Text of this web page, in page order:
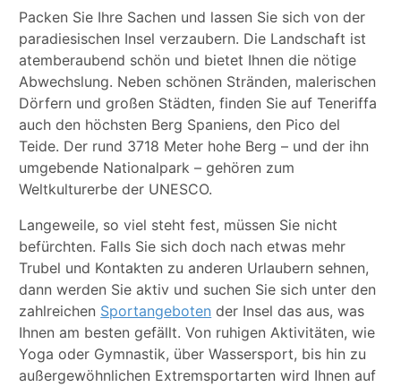
Packen Sie Ihre Sachen und lassen Sie sich von der
paradiesischen Insel verzaubern. Die Landschaft ist
atemberaubend schön und bietet Ihnen die nötige
Abwechslung. Neben schönen Stränden, malerischen
Dörfern und großen Städten, finden Sie auf Teneriffa
auch den höchsten Berg Spaniens, den Pico del
Teide. Der rund 3718 Meter hohe Berg – und der ihn
umgebende Nationalpark – gehören zum
Weltkulturerbe der UNESCO.
Langeweile, so viel steht fest, müssen Sie nicht
befürchten. Falls Sie sich doch nach etwas mehr
Trubel und Kontakten zu anderen Urlaubern sehnen,
dann werden Sie aktiv und suchen Sie sich unter den
zahlreichen Sportangeboten der Insel das aus, was
Ihnen am besten gefällt. Von ruhigen Aktivitäten, wie
Yoga oder Gymnastik, über Wassersport, bis hin zu
außergewöhnlichen Extremsportarten wird Ihnen auf